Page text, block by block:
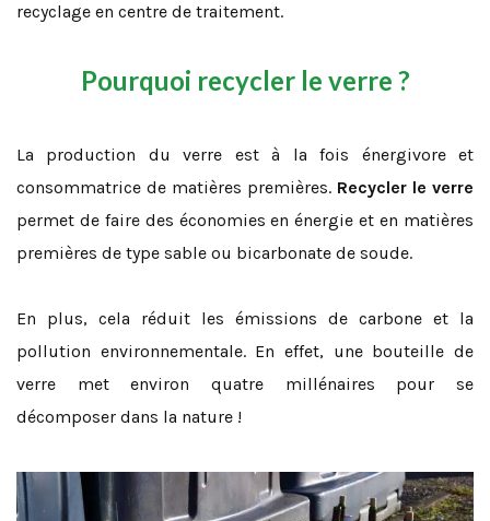
recyclage en centre de traitement.
Pourquoi recycler le verre ?
La production du verre est à la fois énergivore et
consommatrice de matières premières. Recycler le verre
permet de faire des économies en énergie et en matières
premières de type sable ou bicarbonate de soude.
En plus, cela réduit les émissions de carbone et la
pollution environnementale. En effet, une bouteille de
verre met environ quatre millénaires pour se
décomposer dans la nature !